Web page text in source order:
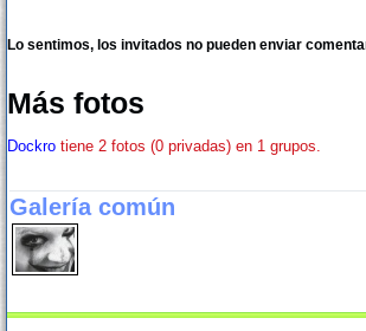
Lo sentimos, los invitados no pueden enviar
Más fotos
Dockro tiene 2 fotos (0 privadas) en 1 grupos.
Galería común